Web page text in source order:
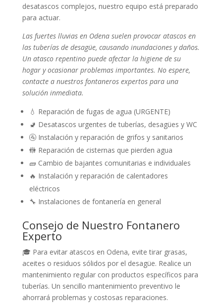
desatascos complejos, nuestro equipo está preparado
para actuar.
Las fuertes lluvias en Odena suelen provocar atascos en
las tuberías de desagüe, causando inundaciones y daños.
Un atasco repentino puede afectar la higiene de su
hogar y ocasionar problemas importantes. No espere,
contacte a nuestros fontaneros expertos para una
solución inmediata.
💧 Reparación de fugas de agua (URGENTE)
🚽 Desatascos urgentes de tuberías, desagües y WC
🚰 Instalación y reparación de grifos y sanitarios
🚻 Reparación de cisternas que pierden agua
🧱 Cambio de bajantes comunitarias e individuales
🔥 Instalación y reparación de calentadores
eléctricos
🔧 Instalaciones de fontanería en general
Consejo de Nuestro Fontanero
Experto
🎓 Para evitar atascos en Odena, evite tirar grasas,
aceites o residuos sólidos por el desagüe. Realice un
mantenimiento regular con productos específicos para
tuberías. Un sencillo mantenimiento preventivo le
ahorrará problemas y costosas reparaciones.